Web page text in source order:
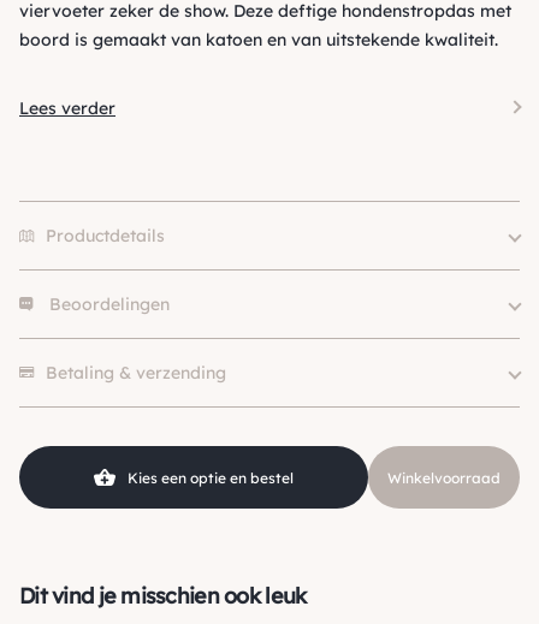
viervoeter zeker de show. Deze deftige hondenstropdas met
boord is gemaakt van katoen en van uitstekende kwaliteit.
Lees verder
Productdetails
Merk
Size
S, M
Hondgrootte
Materiaal
Katoen
Beoordelingen
Betaling & verzending
Kies een optie en bestel Winkelvoorraad
Dit vind je misschien ook leuk